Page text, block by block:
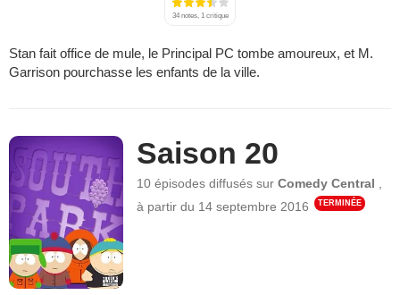
34 notes, 1 critique
Stan fait office de mule, le Principal PC tombe amoureux, et M.
Garrison pourchasse les enfants de la ville.
Saison 20
10 épisodes diffusés surComedy Central
à partir du 14 septembre 2016 TERMINÉE